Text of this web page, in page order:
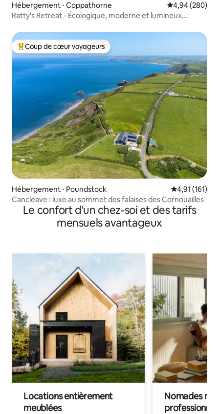
Hébergement ⋅ Coppathorne Évaluation
4,94 (280)
Ratty's Retreat - Écologique, moderne et lumineux
Coups de cœur voyageurs les plus appréciés
Coup de cœur voyageurs
Hébergement ⋅ Poundstock Évaluation
4,91 (161)
Cancleave : luxe au sommet des falaises des Cornouailles
Le confort d'un chez-soi et des tarifs
mensuels avantageux
Locations entièrement
meublées
Nomades